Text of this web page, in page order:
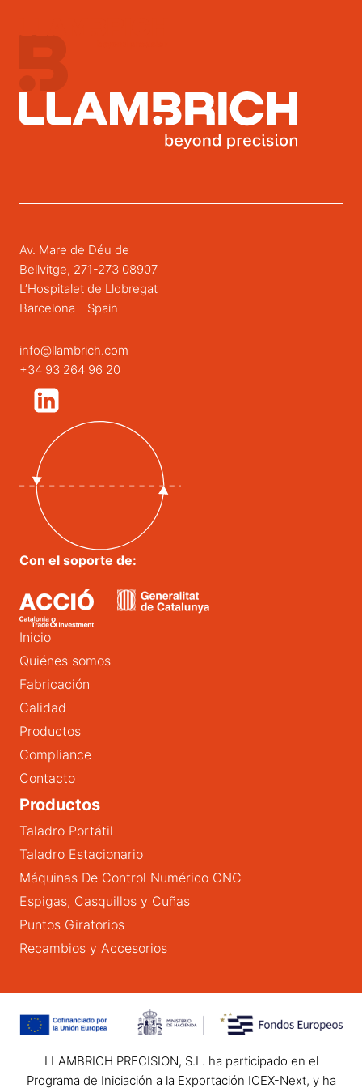
Av. Mare de Déu de
Bellvitge, 271-273 08907
L’Hospitalet de Llobregat
Barcelona - Spain
info@llambrich.com
+34 93 264 96 20
Con el soporte de:
Inicio
Quiénes somos
Fabricación
Calidad
Productos
Compliance
Contacto
Productos
Taladro Portátil
Taladro Estacionario
Máquinas De Control Numérico CNC
Espigas, Casquillos y Cuñas
Puntos Giratorios
Recambios y Accesorios
LLAMBRICH PRECISION, S.L. ha participado en el
Programa de Iniciación a la Exportación ICEX-Next, y ha